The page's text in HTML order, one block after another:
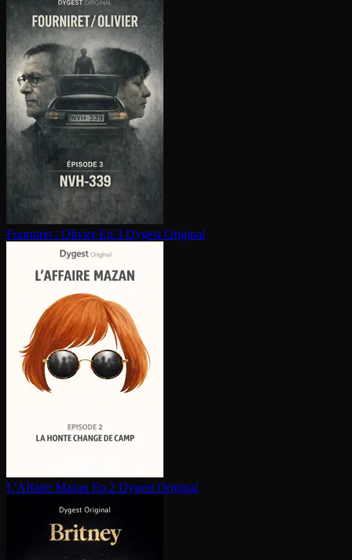
Fourniret / Olivier Ep.3 Dygest Original
L'Affaire Mazan Ep.2 Dygest Original